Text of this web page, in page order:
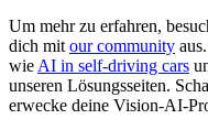
Um mehr zu erfahren,
dich mit our community
wie AI in self-driving cars
unseren Lösungsseiten.
erwecke deine Vision-AI-